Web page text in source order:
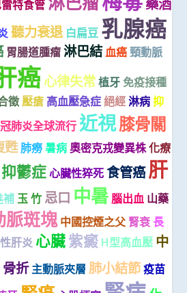
特食管
聽力衰退 白扁豆 乳腺癌
胃腸道腫瘤 淋巴結血癌 頸動脈
癌心律失常 植牙 免疫接種
徵 壓瘡 高血壓急症 絕經 淋病 抑
肺炎全球流行 近視膝骨關
甦肺癆 暑病 奧密克戎變異株化療
抑鬱症 心臟性猝死 食管癌肝
補 玉 竹 忌口 中暑 腦出血 山藥
脈斑塊 中國控煙之父 腎衰 長
肝炎 心臟紫癜 H型高血壓 中
骨折 主動脈夾層 肺小結節疫苗